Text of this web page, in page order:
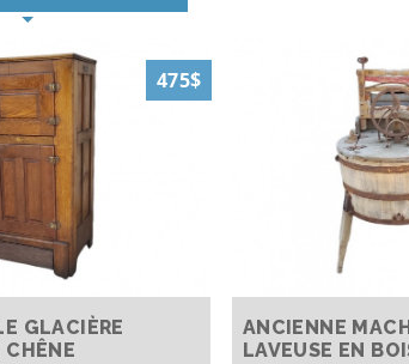
475$
GLACIÈRE
ANCIENNE
LAVEUSE EN